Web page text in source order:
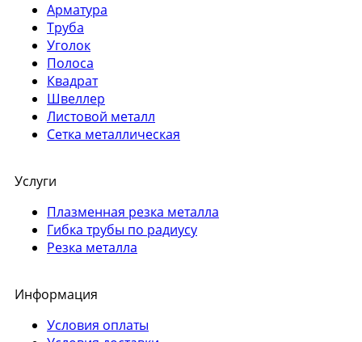
Арматура
Труба
Уголок
Полоса
Квадрат
Швеллер
Листовой металл
Сетка металлическая
Услуги
Плазменная резка металла
Гибка трубы по радиусу
Резка металла
Информация
Условия оплаты